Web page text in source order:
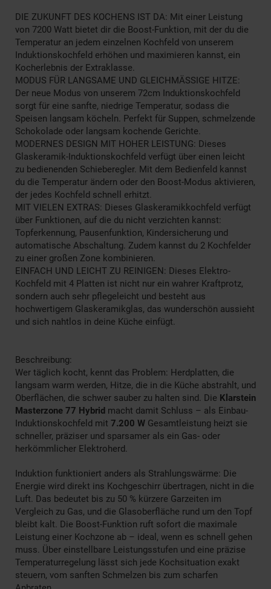
DIE ZUKUNFT DES KOCHENS IST DA: Mit einer Leistung
von 7200 Watt bietet dir die Boost-Funktion, mit der du die
Temperatur an jedem einzelnen Kochfeld von unserem
Induktionskochfeld erhöhen und maximieren kannst, ein
Kocherlebnis der Extraklasse.
MODUS FÜR LANGSAME UND GLEICHMÄSSIGE HITZE:
Der neue Modus von unserem 72cm Induktionskochfeld
sorgt für eine sanfte, niedrige Temperatur, sodass die
Speisen langsam köcheln. Perfekt für Suppen, schmelzende
Schokolade oder langsam kochende Gerichte.
MODERNES DESIGN MIT HOHER LEISTUNG: Dieses
Glaskeramik-Induktionskochfeld verfügt über einen leicht
zu bedienenden Schieberegler. Mit dem Bedienfeld kannst
du die Temperatur ändern oder den Boost-Modus aktivieren,
der jedes Kochfeld schnell erhitzt.
MIT VIELEN EXTRAS: Dieses Glaskeramikkochfeld verfügt
über Funktionen, auf die du nicht verzichten kannst:
Topferkennung, Pausenfunktion, Kindersicherung und
automatische Abschaltung. Zudem kannst du 2 Kochfelder
zu einer großen Zone kombinieren.
EINFACH UND LEICHT ZU REINIGEN: Dieses Elektro-
Kochfeld mit 4 Platten ist nicht nur ein wahrer Kraftprotz,
sondern auch sehr pflegeleicht und besteht aus
hochwertigem Glaskeramikglas, das wunderschön aussieht
und sich nahtlos in deine Küche einfügt.
Beschreibung:
Wer täglich kocht, kennt das Problem: Herdplatten, die
langsam warm werden, Hitze, die in die Küche abstrahlt, und
Oberflächen, die schwer sauber zu halten sind. Die Klarstein
Masterzone 77 Hybrid macht damit Schluss – als Einbau-
Induktionskochfeld mit 7.200 W Gesamtleistung heizt sie
schneller, präziser und sparsamer als ein Gas- oder
herkömmlicher Elektroherd.
Induktion funktioniert anders als Strahlungswärme: Die
Energie wird direkt ins Kochgeschirr übertragen, nicht in die
Luft. Das bedeutet bis zu 50 % kürzere Garzeiten im
Vergleich zu Gas, und die Glasoberfläche rund um den Topf
bleibt kalt. Die Boost-Funktion ruft sofort die maximale
Leistung einer Kochzone ab – ideal, wenn es schnell gehen
muss. Über einstellbare Leistungsstufen und eine präzise
Temperaturregelung lässt sich jede Kochsituation exakt
steuern, vom sanften Schmelzen bis zum scharfen